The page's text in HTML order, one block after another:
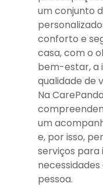
um conjunto
conforto e
casa, com o
bem-estar, a
qualidade de
Na
um
e, por isso,
serviços para
pessoa.